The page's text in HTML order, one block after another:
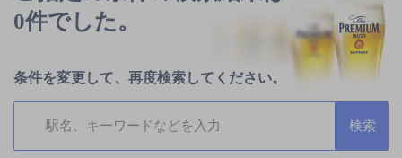
0件でした。
条件を変更して、再度検索してください。